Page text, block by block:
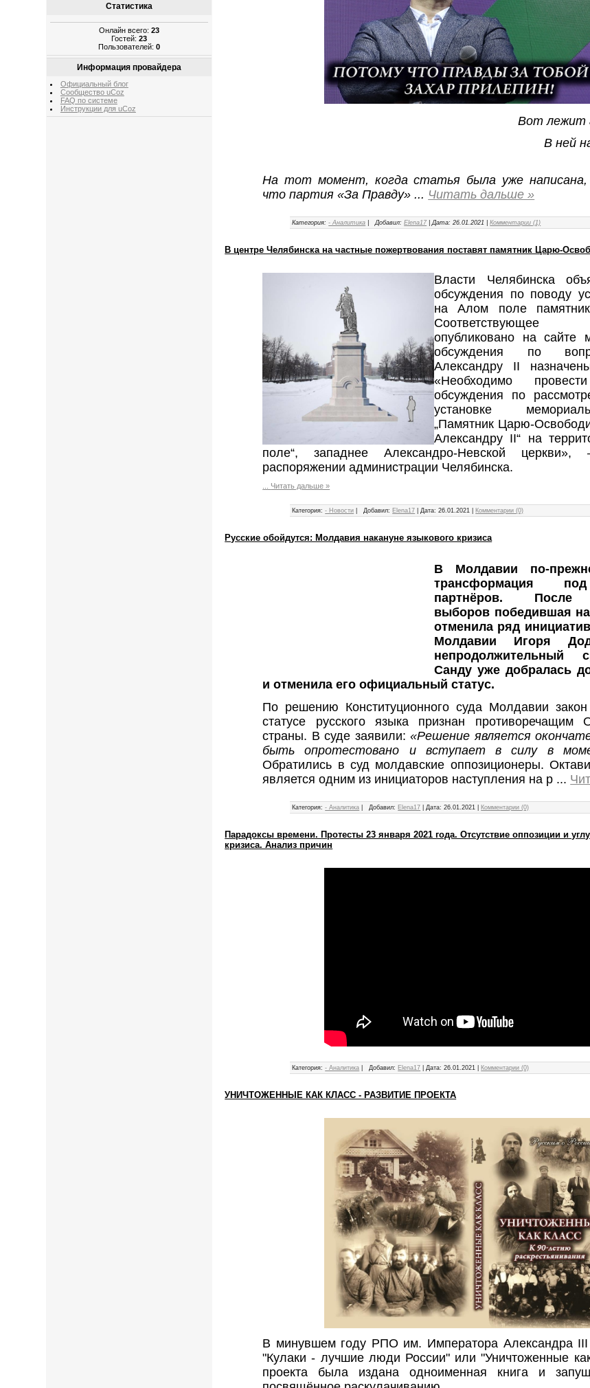
Статистика
Онлайн всего:23
Гостей:23
Пользователей:0
Информация провайдера
Официальный блог
Сообщество uCoz
FAQ по системе
Инструкции для uCoz
Вот лежит
В ней
На тот момент, когда статья была уже написана,
что партия «За Правду»... Читать дальше »
Категория: - Аналитика Добавил: Elena17 |Дата: 26.01.2021 |Комментарии (1)
В центре Челябинска на частные пожертвования поставят памятник Царю-
Власти Челябинска
обсуждения по поводу
на Алом поле
Соответствующее
опубликовано на сайте
обсуждения по
Александру II
«Необходимо
обсуждения по
установке
„Памятник Царю-
Александру II“ на
поле“, западнее Александро-Невской
распоряжении администрации Челябинска.
... Читать дальше »
Категория: - Новости Добавил: Elena17 |Дата: 26.01.2021 Комментарии (0)
Русские обойдутся: Молдавия накануне языкового кризиса
В Молдавии по-
трансформация
партнёров. После
выборов победившая
отменила ряд
Молдавии Игоря
непродолжительный
Санду уже добралась
и отменила его официальный статус.
По решению Конституционного суда Молдавии
статусе русского языка признан противоречащим
страны. В суде заявили:«Решение является
быть опротестовано и вступает в силу в
Обратились в суд молдавские оппозиционеры.
является одним из инициаторов наступления на р ...
Категория: - Аналитика Добавил: Elena17 Дата: 26.01.2021 Комментарии (0)
Парадоксы времени. Протесты 23 января 2021 года. Отсутствие оппозиции и
кризиса. Анализ причин
Категория: - Аналитика Добавил: Elena17 |Дата: 26.01.2021 Комментарии (0)
УНИЧТОЖЕННЫЕ КАК КЛАСС - РАЗВИТИЕ ПРОЕКТА
В минувшем году РПО им. Императора Александра III
"Кулаки - лучшие люди России" или "Уничтоженные
проекта была издана одноименная книга и